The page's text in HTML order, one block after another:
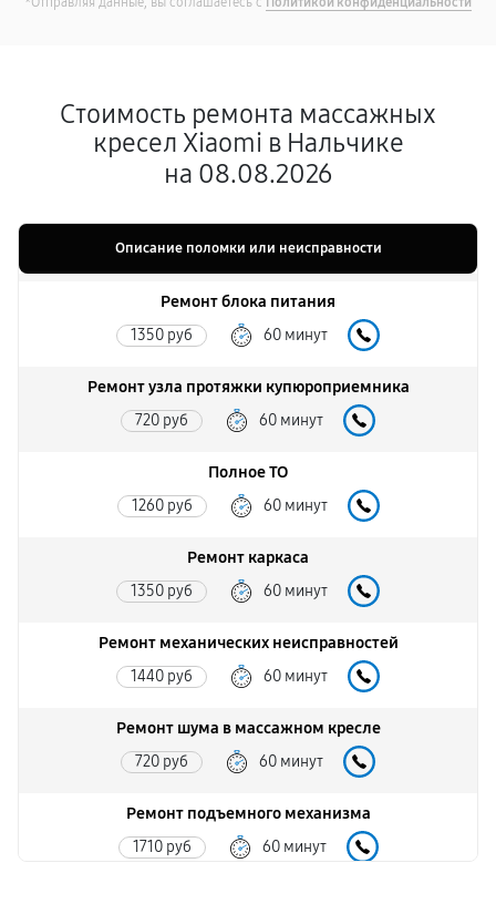
Стоимость ремонта массажных
кресел Xiaomi в Нальчике
на 08.08.2026
Описание поломки или неисправности
Ремонт блока питания
1350 руб 60 минут
Ремонт узла протяжки купюроприемника
720 руб 60 минут
Полное ТО
1260 руб 60 минут
Ремонт каркаса
1350 руб 60 минут
Ремонт механических неисправностей
1440 руб 60 минут
Ремонт шума в массажном кресле
720 руб 60 минут
Ремонт подъемного механизма
1710 руб 60 минут